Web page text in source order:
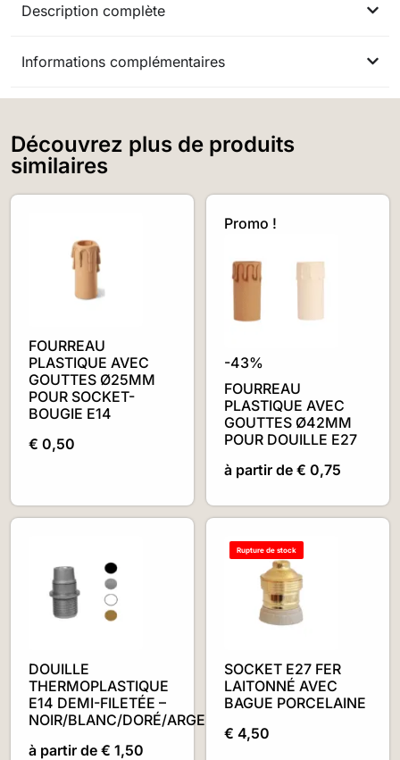
Description complète
Informations complémentaires
Découvrez plus de produits
similaires
FOURREAU
PLASTIQUE AVEC
GOUTTES Ø25MM
POUR SOCKET-
BOUGIE E14
€ 0,50
Promo !
-43%
FOURREAU
PLASTIQUE AVEC
GOUTTES Ø42MM
POUR DOUILLE E27
à partir de € 0,75
DOUILLE
THERMOPLASTIQUE
E14 DEMI-FILETÉE –
NOIR/BLANC/DORÉ/ARGENTÉ
à partir de € 1,50
Rupture de stock
SOCKET E27 FER
LAITONNÉ AVEC
BAGUE PORCELAINE
€ 4,50